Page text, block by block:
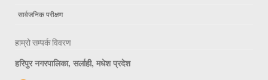
सार्वजनिक परीक्षण
हाम्रो सम्पर्क विवरण
हरिपुर नगरपालिका, सर्लाही, मधेश प्रदेश